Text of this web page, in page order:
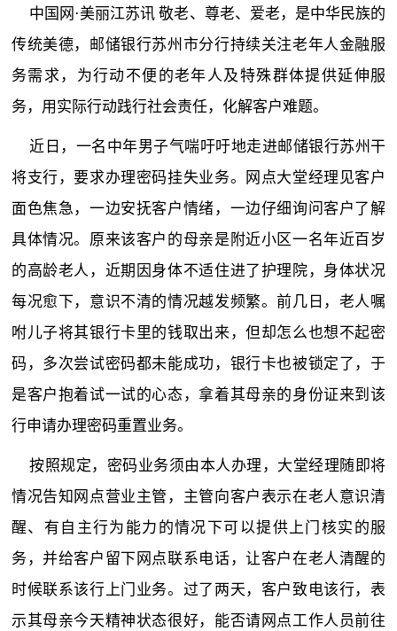
中国网·美丽江苏讯 敬老、尊老、爱老，是中华民族的
传统美德，邮储银行苏州市分行持续关注老年人金融服
务需求，为行动不便的老年人及特殊群体提供延伸服
务，用实际行动践行社会责任，化解客户难题。
近日，一名中年男子气喘吁吁地走进邮储银行苏州干
将支行，要求办理密码挂失业务。网点大堂经理见客户
面色焦急，一边安抚客户情绪，一边仔细询问客户了解
具体情况。原来该客户的母亲是附近小区一名年近百岁
的高龄老人，近期因身体不适住进了护理院，身体状况
每况愈下，意识不清的情况越发频繁。前几日，老人嘱
咐儿子将其银行卡里的钱取出来，但却怎么也想不起密
码，多次尝试密码都未能成功，银行卡也被锁定了，于
是客户抱着试一试的心态，拿着其母亲的身份证来到该
行申请办理密码重置业务。
按照规定，密码业务须由本人办理，大堂经理随即将
情况告知网点营业主管，主管向客户表示在老人意识清
醒、有自主行为能力的情况下可以提供上门核实的服
务，并给客户留下网点联系电话，让客户在老人清醒的
时候联系该行上门业务。过了两天，客户致电该行，表
示其母亲今天精神状态很好，能否请网点工作人员前往